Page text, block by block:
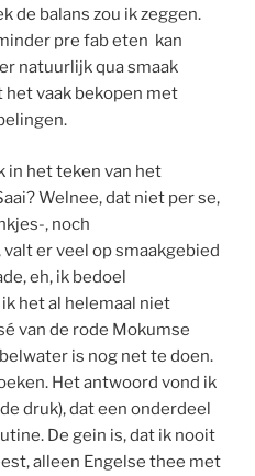
de balans zou ik zeggen.
pre fab eten kan
natuurlijk qua smaak
het vaak bekopen met
in het teken van het
Welnee, dat niet per se,
, noch
er veel op smaakgebied
eh, ik bedoel
het al helemaal niet
van de rode Mokumse
is nog net te doen.
Het antwoord vond ik
druk), dat een onderdeel
De gein is, dat ik nooit
alleen Engelse thee met